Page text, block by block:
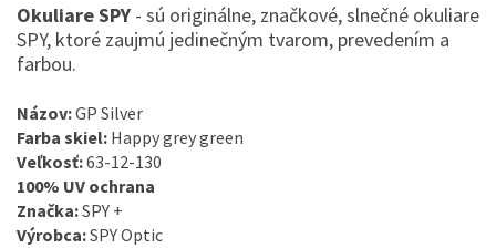
Okuliare SPY - sú originálne, značkové, slnečné okuliare
SPY, ktoré zaujmú jedinečným tvarom, prevedením a
farbou.
Názov:GP Silver
Farba skiel: Happy grey green
Veľkosť:63-12-130
100% UV ochrana
Značka:SPY +
Výrobca:SPY Optic